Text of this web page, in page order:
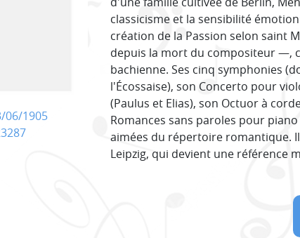
06/1905
classicisme et la sensibilité
création de la Passion selon saint
depuis la mort du compositeur —,
bachienne. Ses cinq symphonies
l'Écossaise), son Concerto pour
(Paulus et Elias), son Octuor à
Romances sans paroles pour
aimées du répertoire romantique.
Leipzig, qui devient une référence